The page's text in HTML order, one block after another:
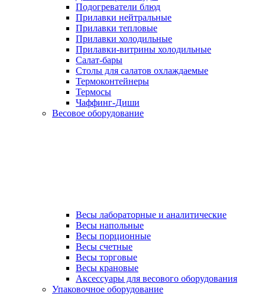
Подогреватели блюд
Прилавки нейтральные
Прилавки тепловые
Прилавки холодильные
Прилавки-витрины холодильные
Салат-бары
Столы для салатов охлаждаемые
Термоконтейнеры
Термосы
Чаффинг-Диши
Весовое оборудование
Весы лабораторные и аналитические
Весы напольные
Весы порционные
Весы счетные
Весы торговые
Весы крановые
Аксессуары для весового оборудования
Упаковочное оборудование